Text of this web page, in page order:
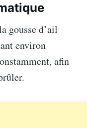
gousse d’ail
environ
afin